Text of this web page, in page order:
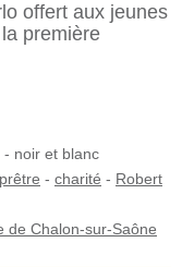
offert aux jeunes
première
noir et blanc
prêtre - charité - Robert
de Chalon-sur-Saône